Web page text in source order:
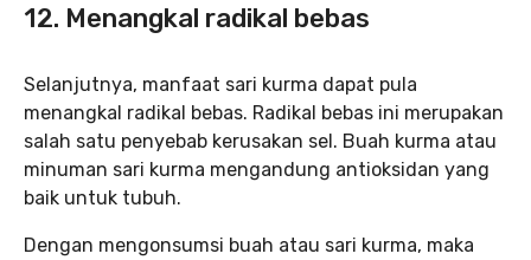
12. Menangkal radikal bebas
Selanjutnya, manfaat sari kurma dapat pula
menangkal radikal bebas. Radikal bebas ini merupakan
salah satu penyebab kerusakan sel. Buah kurma atau
minuman sari kurma mengandung antioksidan yang
baik untuk tubuh.
Dengan mengonsumsi buah atau sari kurma, maka